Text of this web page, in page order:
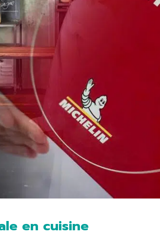
en cuisine